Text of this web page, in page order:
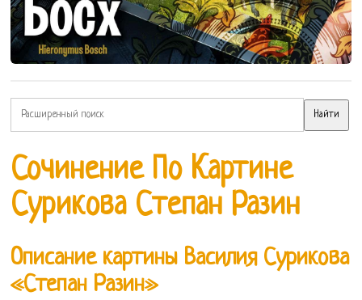
Сочинение По Картине
Сурикова Степан Разин
Описание картины Василия Сурикова
«Степан Разин»